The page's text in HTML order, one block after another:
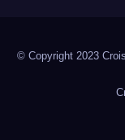
© Copyright 2023